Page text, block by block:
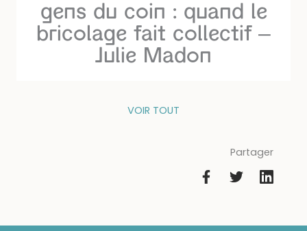
gens du coin : quand le
bricolage fait collectif –
Julie Madon
VOIR TOUT
Partager